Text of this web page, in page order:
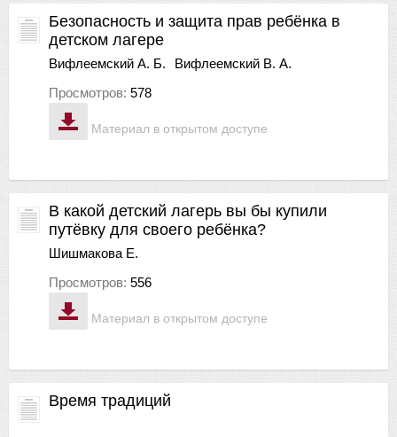
Материал в открытом доступе
Безопасность и защита прав ребёнка в
детском лагере
Вифлеемский А. Б.
Вифлеемский В. А.
Просмотров: 578
Материал в открытом доступе
В какой детский лагерь вы бы купили
путёвку для своего ребёнка?
Шишмакова Е.
Просмотров: 556
Время традиций